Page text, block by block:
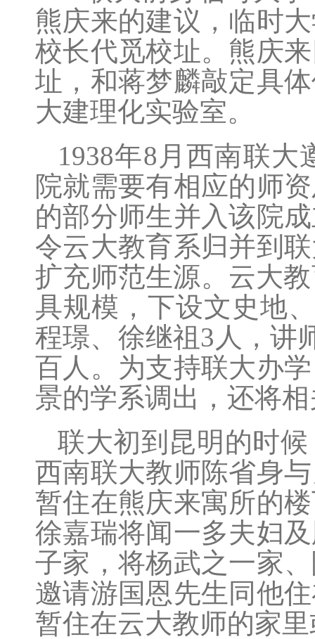
熊庆来的建议，临时
校长代觅校址。熊庆
址，和蒋梦麟敲定具
大建理化实验室。
1938年8月西南联
院就需要有相应的师
的部分师生并入该院
令云大教育系归并到
扩充师范生源。云大
具规模，下设文史地
程璟、徐继祖3人，讲
百人。为支持联大办
景的学系调出，还将
联大初到昆明的时
西南联大教师陈省身
暂住在熊庆来寓所的
徐嘉瑞将闻一多夫妇
子家，将杨武之一家
邀请游国恩先生同他
暂住在云大教师的家